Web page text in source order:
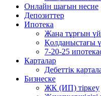
Онлайн шағын несие
Депозиттер
Ипотека
Жаңа тұрғын
Қолданыстағы
7-20-25
Карталар
Дебеттік
Бизнеске
ЖК (ИП) тіркеу